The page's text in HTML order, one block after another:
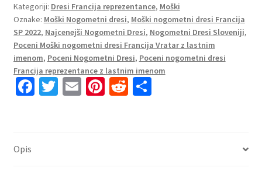
SP
2022
Kratek
Rokav
+
Kratke
hlače
Kategoriji: Dresi Francija reprezentance, Moški
Oznake: Moški Nogometni dresi, Moški nogometni dresi Francija
SP 2022, Najcenejši Nogometni Dresi, Nogometni Dresi Sloveniji,
Poceni Moški nogometni dresi Francija Vratar z lastnim
imenom, Poceni Nogometni Dresi, Poceni nogometni dresi
Francija reprezentance z lastnim imenom
Fa T E Pi R S
Opis